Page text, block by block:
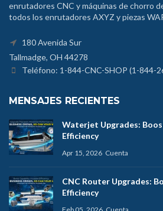
enrutadores CNC y máquinas de chorro
todos los enrutadores AXYZ y piezas
180 Avenida Sur
Tallmadge, OH 44278
Teléfono: 1-844-CNC-SHOP (1-844-
MENSAJES RECIENTES
Waterjet Upgrades:
Efficiency
Apr 15, 2026 Cuenta
CNC Router Upgrades:
Efficiency